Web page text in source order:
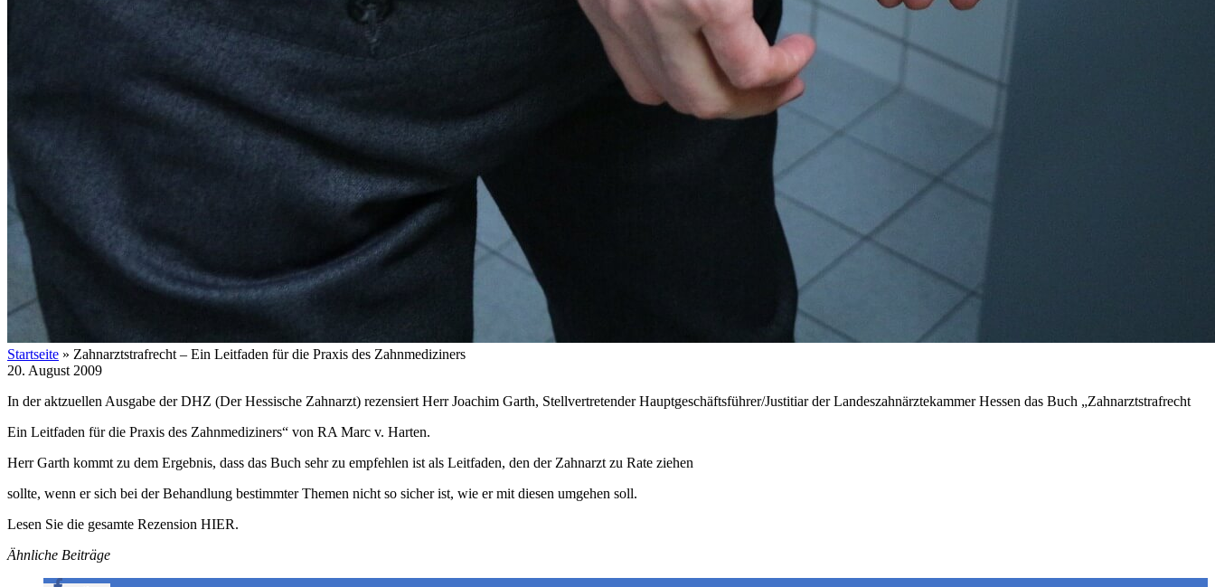
Startseite » Zahnarztstrafrecht – Ein Leitfaden für die Praxis des Zahnmediziners
20. August 2009
In der aktzuellen Ausgabe der DHZ (Der Hessische Zahnarzt) rezensiert Herr Joachim Garth, Stellvertretender Hauptgeschäftsführer/Justitiar der Landeszahnärztekammer Hessen das Buch „Zahnarztstrafrecht
Ein Leitfaden für die Praxis des Zahnmediziners“ von RA Marc v. Harten.
Herr Garth kommt zu dem Ergebnis, dass das Buch sehr zu empfehlen ist als Leitfaden, den der Zahnarzt zu Rate ziehen
sollte, wenn er sich bei der Behandlung be­stimmter Themen nicht so sicher ist, wie er mit diesen umgehen soll.
Lesen Sie die gesamte Rezension HIER.
Ähnliche Beiträge